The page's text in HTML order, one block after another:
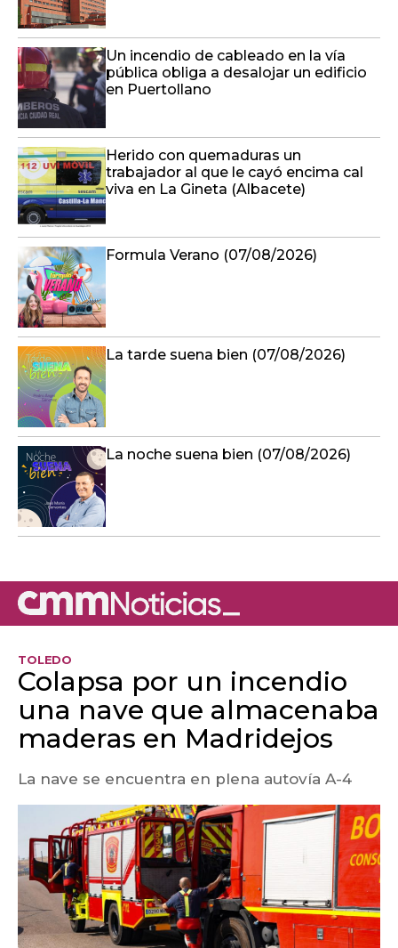
Un incendio de cableado en la vía
pública obliga a desalojar un edificio
en Puertollano
Herido con quemaduras un
trabajador al que le cayó encima cal
viva en La Gineta (Albacete)
Formula Verano (07/08/2026)
La tarde suena bien (07/08/2026)
La noche suena bien (07/08/2026)
TOLEDO
Colapsa por un incendio
una nave que almacenaba
maderas en Madridejos
La nave se encuentra en plena autovía A-4